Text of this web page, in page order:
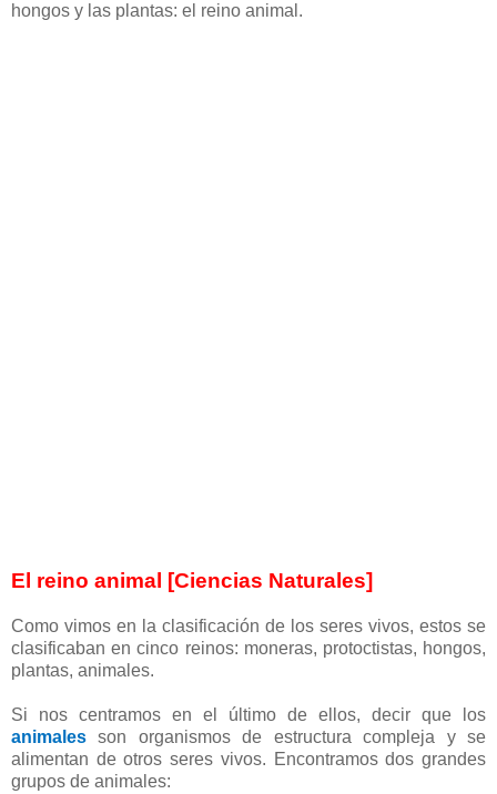
hongos y las plantas: el reino animal.
El reino animal [Ciencias Naturales]
Como vimos en la clasificación de los seres vivos, estos se
clasificaban en cinco reinos: moneras, protoctistas, hongos,
plantas, animales.
Si nos centramos en el último de ellos, decir que los
animales son organismos de estructura compleja y se
alimentan de otros seres vivos. Encontramos dos grandes
grupos de animales: